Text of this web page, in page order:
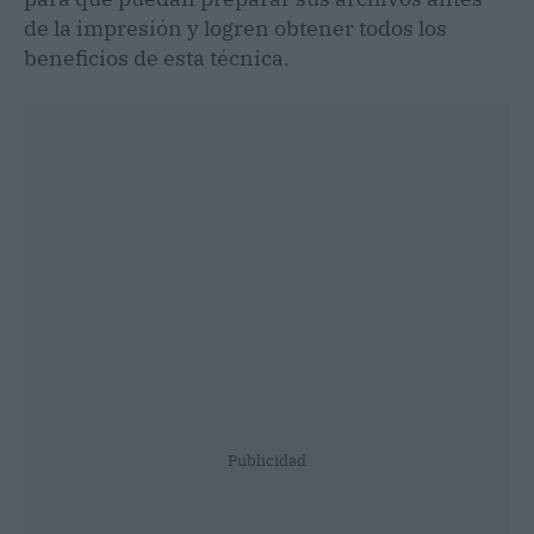
de la impresión y logren obtener todos los
beneficios de esta técnica.
Publicidad